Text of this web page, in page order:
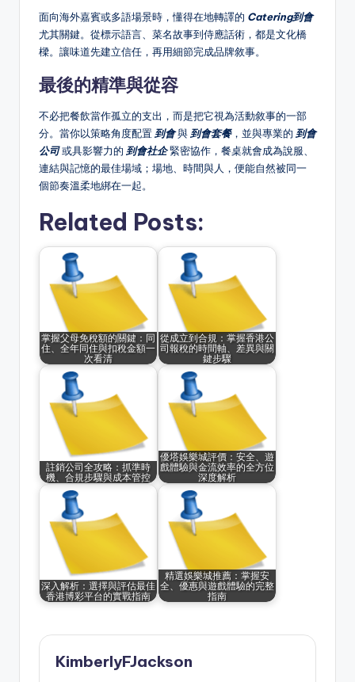
面向海外嘉賓或多語場景時，懂得在地轉譯的 Catering到會
尤其關鍵。從標示語言、菜名故事到侍應話術，都是文化橋
樑。讓味道先建立信任，再用細節完成品牌敘事。
最後的精準與從容
不必把餐飲當作孤立的支出，而是把它視為活動敘事的一部
分。當你以策略角度配置 到會與 到會套餐，並與專業的 到會
公司或具影響力的 到會社企緊密協作，餐桌就會成為說服、
連結與記憶的最佳場域；場地、時間與人，便能自然被同一
個節奏溫柔地綁在一起。
Related Posts:
掌握父母免稅額的關鍵：同
住、全年同住與扣稅金額一
次看清
從成立到合規：掌握香港公
司報稅的時間軸、差異與關
鍵步驟
註銷公司全攻略：抓準時
機、合規步驟與成本管控
優塔娛樂城評價：安全、遊
戲體驗與金流效率的全方位
深度解析
深入解析：選擇與評估最佳
香港博彩平台的實戰指南
精選娛樂城推薦：掌握安
全、優惠與遊戲體驗的完整
指南
KimberlyFJackson